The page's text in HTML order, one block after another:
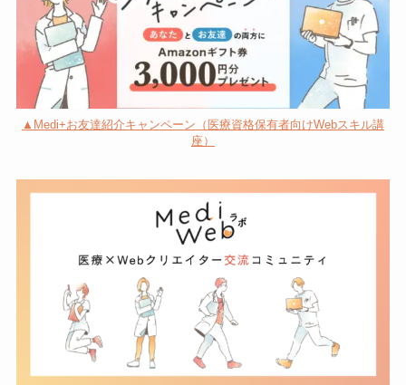
▲Medi+お友達紹介キャンペーン（医療資格保有者向けWebスキル講
座）